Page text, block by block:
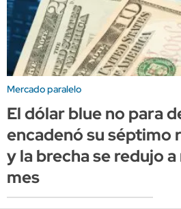
Mercado paralelo
El dólar blue no para
encadenó su séptimo
y la brecha se redujo
mes